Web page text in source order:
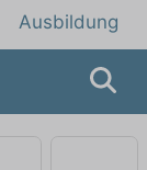
Ausbildung